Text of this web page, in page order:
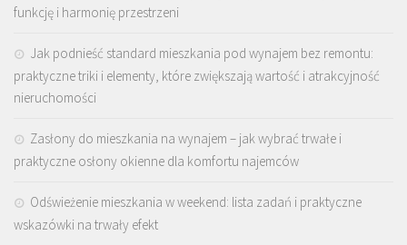
funkcję i harmonię przestrzeni
Jak podnieść standard mieszkania pod wynajem bez remontu:
praktyczne triki i elementy, które zwiększają wartość i atrakcyjność
nieruchomości
Zasłony do mieszkania na wynajem – jak wybrać trwałe i
praktyczne osłony okienne dla komfortu najemców
Odświeżenie mieszkania w weekend: lista zadań i praktyczne
wskazówki na trwały efekt